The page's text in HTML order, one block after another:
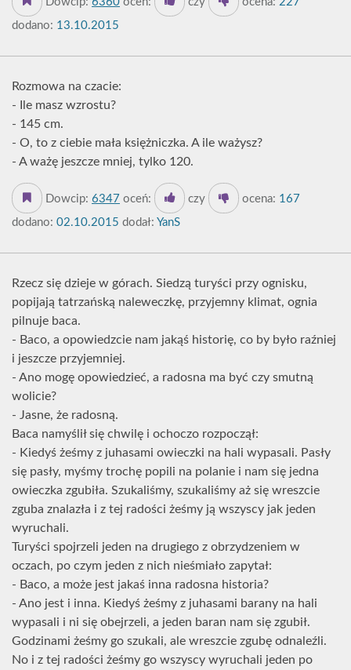
dodano: 13.10.2015
Rozmowa na czacie:
- Ile masz wzrostu?
- 145 cm.
- O, to z ciebie mała księżniczka. A ile ważysz?
- A ważę jeszcze mniej, tylko 120.
Dowcip: 6347 oceń: czy ocena: 167
dodano: 02.10.2015 dodał: YanS
Rzecz się dzieje w górach. Siedzą turyści przy ognisku,
popijają tatrzańską naleweczkę, przyjemny klimat, ognia
pilnuje baca.
- Baco, a opowiedzcie nam jakąś historię, co by było raźniej
i jeszcze przyjemniej.
- Ano mogę opowiedzieć, a radosna ma być czy smutną
wolicie?
- Jasne, że radosną.
Baca namyślił się chwilę i ochoczo rozpoczął:
- Kiedyś żeśmy z juhasami owieczki na hali wypasali. Pasły
się pasły, myśmy trochę popili na polanie i nam się jedna
owieczka zgubiła. Szukaliśmy, szukaliśmy aż się wreszcie
zguba znalazła i z tej radości żeśmy ją wszyscy jak jeden
wyruchali.
Turyści spojrzeli jeden na drugiego z obrzydzeniem w
oczach, po czym jeden z nich nieśmiało zapytał:
- Baco, a może jest jakaś inna radosna historia?
- Ano jest i inna. Kiedyś żeśmy z juhasami barany na hali
wypasali i ni się obejrzeli, a jeden baran nam się zgubił.
Godzinami żeśmy go szukali, ale wreszcie zgubę odnaleźli.
No i z tej radości żeśmy go wszyscy wyruchali jeden po